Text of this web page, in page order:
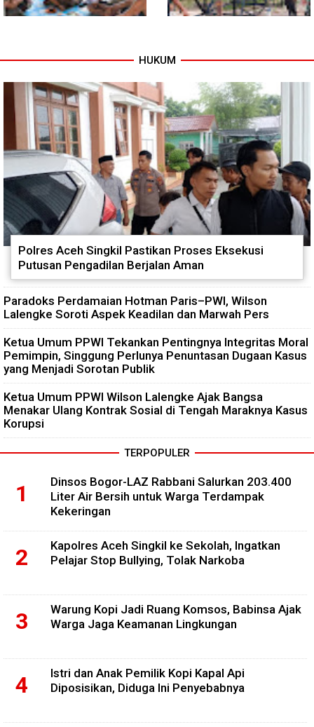
Warung Kopi Jadi Ruang
Jaga Keamanan Lingkungan
Program TNI AD Manunggal Air
Polytank di Simpang Kiri
HUKUM
Polres Aceh Singkil Pastikan Proses Eksekusi
Putusan Pengadilan Berjalan Aman
Paradoks Perdamaian Hotman Paris–PWI, Wilson
Lalengke Soroti Aspek Keadilan dan Marwah Pers
Ketua Umum PPWI Tekankan Pentingnya Integritas Moral
Pemimpin, Singgung Perlunya Penuntasan Dugaan Kasus
yang Menjadi Sorotan Publik
Ketua Umum PPWI Wilson Lalengke Ajak Bangsa
Menakar Ulang Kontrak Sosial di Tengah Maraknya Kasus
Korupsi
TERPOPULER
Dinsos Bogor-LAZ Rabbani Salurkan 203.400
Liter Air Bersih untuk Warga Terdampak
Kekeringan
Kapolres Aceh Singkil ke Sekolah, Ingatkan
Pelajar Stop Bullying, Tolak Narkoba
Warung Kopi Jadi Ruang Komsos, Babinsa Ajak
Warga Jaga Keamanan Lingkungan
Istri dan Anak Pemilik Kopi Kapal Api
Diposisikan, Diduga Ini Penyebabnya